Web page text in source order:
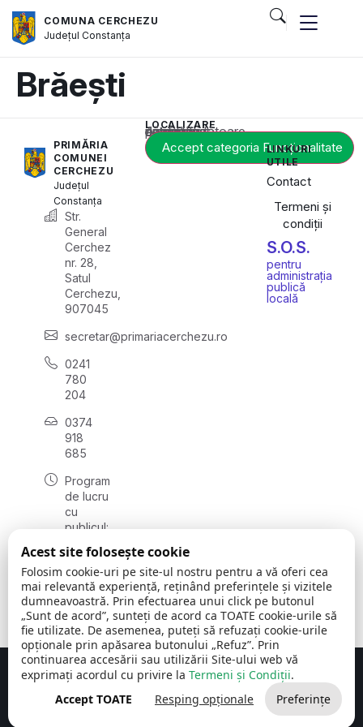
COMUNA CERCHEZU
JudețulConstanța
Brăești
PRIMĂRIA
COMUNEI
CERCHEZU
Județul
Constanța
Str.
General
Cerchez
nr. 28,
Satul
Cerchezu,
907045
secretar@primariacerchezu.ro
0241
780
204
0374
918
685
Program
de lucru
cu
publicul:
08:00 -
16:30
, vineri:
08:00 -
14:00
LOCALIZARE
Acest conținut este blocat până când acceptați categoria corespunzătoare de cookie-uri.
Accept categoria Funcționalitate
LINKURI
UTILE
Contact
Termeni și
condiții
S.O.S.
pentru
administrația
publică
locală
Comuna Cerchezu © 2026Toate drepturile rezervate
Concept realizat de Big Media Relații Publice SRL
Acest site folosește cookie
Folosim cookie-uri pe site-ul nostru pentru a vă oferi cea
mai relevantă experiență, reținând preferințele și vizitele
dumneavoastră. Prin efectuarea unui click pe butonul
„Sunt de acord”, sunteți de acord ca TOATE cookie-urile să
fie utilizate. De asemenea, puteți să refuzați cookie-urile
opționale prin apăsarea butonului „Refuz”. Prin
continuarea accesării sau utilizării Site-ului web vă
exprimați acordul cu privire la Termeni și Condiții.
Accept TOATE
Resping opționale Preferințe